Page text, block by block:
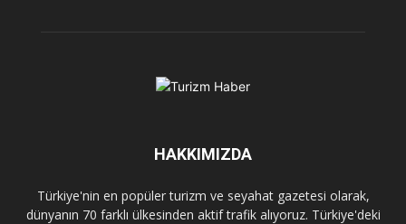
HAKKIMIZDA
Türkiye'nin en popüler turizm ve seyahat gazetesi olarak,
dünyanın 70 farklı ülkesinden aktif trafik alıyoruz. Türkiye'deki